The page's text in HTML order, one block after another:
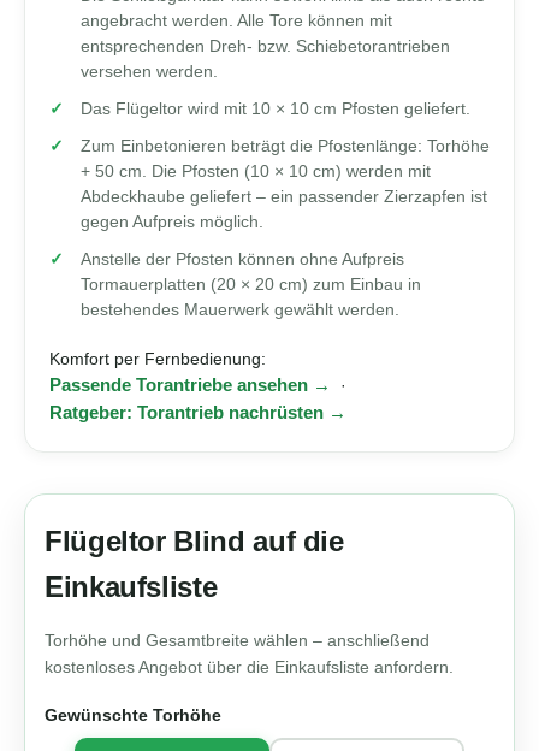
angebracht werden. Alle Tore können mit
entsprechenden Dreh- bzw. Schiebetorantrieben
versehen werden.
Das Flügeltor wird mit 10 × 10 cm Pfosten geliefert.
Zum Einbetonieren beträgt die Pfostenlänge: Torhöhe
+ 50 cm. Die Pfosten (10 × 10 cm) werden mit
Abdeckhaube geliefert – ein passender Zierzapfen ist
gegen Aufpreis möglich.
Anstelle der Pfosten können ohne Aufpreis
Tormauerplatten (20 × 20 cm) zum Einbau in
bestehendes Mauerwerk gewählt werden.
Komfort per Fernbedienung:
Passende Torantriebe ansehen →
·
Ratgeber: Torantrieb nachrüsten →
Flügeltor Blind auf die
Einkaufsliste
Torhöhe und Gesamtbreite wählen – anschließend
kostenloses Angebot über die Einkaufsliste anfordern.
Gewünschte Torhöhe